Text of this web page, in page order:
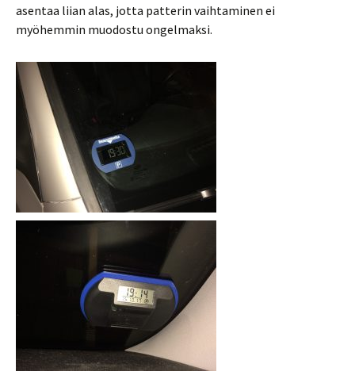
asentaa liian alas, jotta patterin vaihtaminen ei
myöhemmin muodostu ongelmaksi.